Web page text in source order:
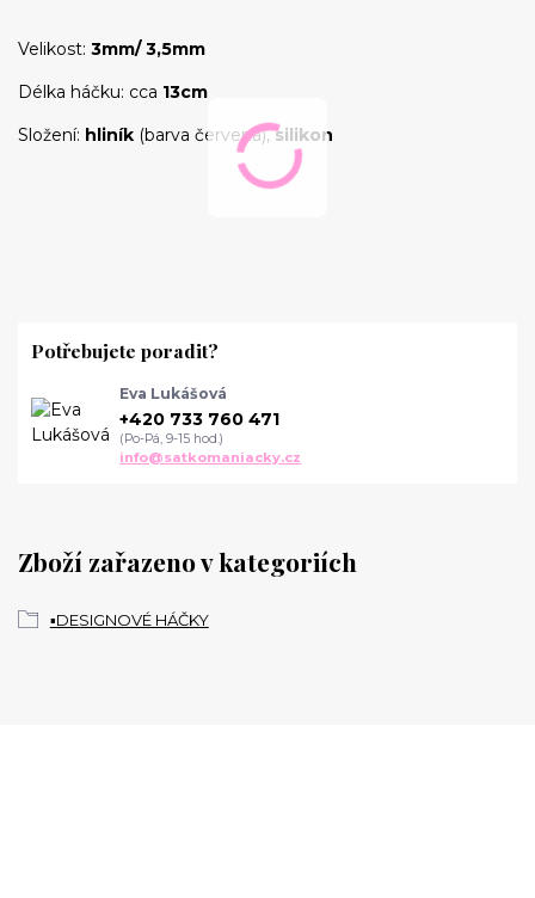
Velikost: 3mm/ 3,5mm
Délka háčku: cca 13cm
Složení: hliník (barva červená),silikon
Zboží zařazeno v kategoriích
▪️DESIGNOVÉ HÁČKY
Potřebujete poradit?
Eva Lukášová
+420 733 760 471
(Po-Pá, 9-15 hod.)
info@satkomaniacky.cz